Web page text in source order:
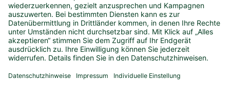
PRESSEMATERIAL
KONTAKT
IMPRESSUM
DATENSCHUTZ
BARRIEREFREIHEIT